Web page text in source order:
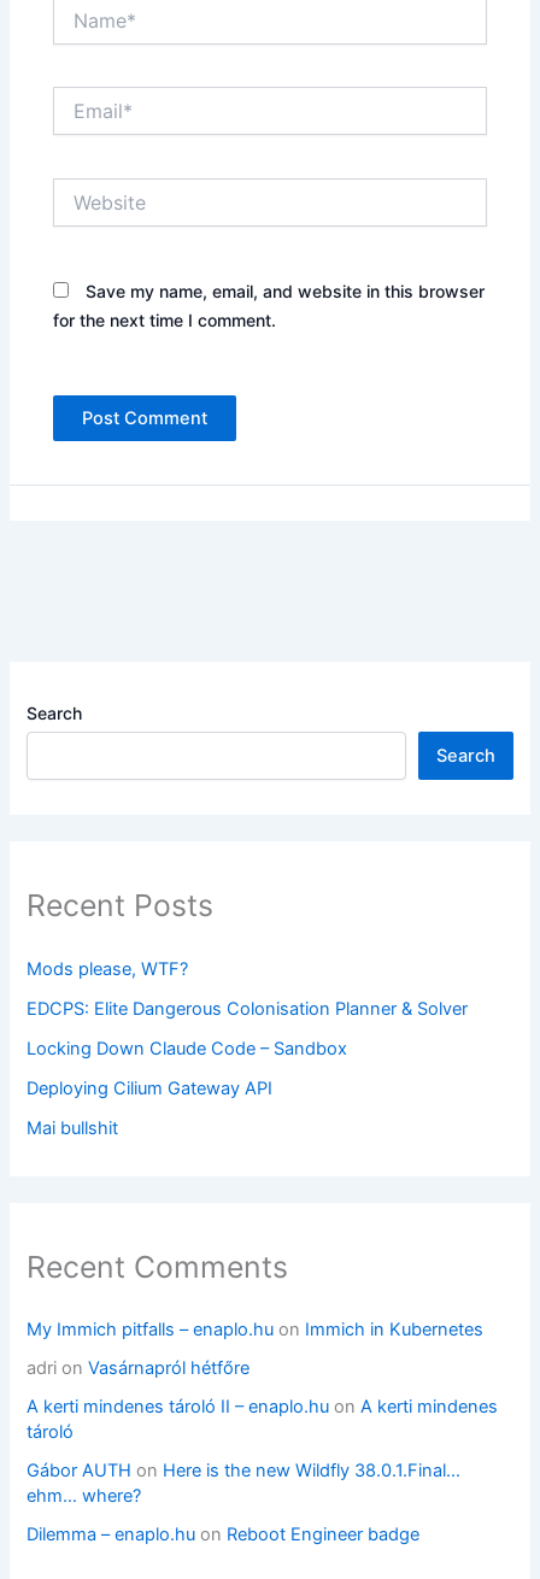
Save my name, email, and website in this browser
for the next time I comment.
Search
Search
Recent Posts
Mods please, WTF?
EDCPS: Elite Dangerous Colonisation Planner & Solver
Locking Down Claude Code – Sandbox
Deploying Cilium Gateway API
Mai bullshit
Recent Comments
My Immich pitfalls – enaplo.hu on Immich in Kubernetes
adri onVasárnapról hétfőre
A kerti mindenes tároló II – enaplo.hu onA kerti mindenes
tároló
Gábor AUTH on Here is the new Wildfly 38.0.1.Final…
ehm… where?
Dilemma – enaplo.hu on Reboot Engineer badge